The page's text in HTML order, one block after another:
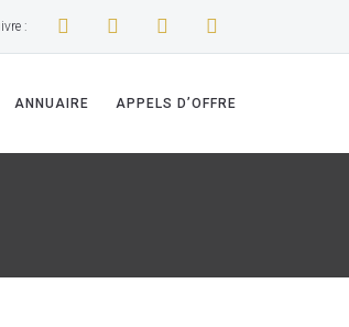
:
ANNUAIRE APPELS D’OFFRE